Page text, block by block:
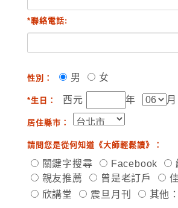
*聯絡電話:
性別： 男 女
*生日： 西元 年 月
居住縣市：
請問您是從何知道《大師輕鬆讀》：
關鍵字搜尋 Facebook
親友推薦
曾是老訂戶
欣講堂
震旦月刊 其他：